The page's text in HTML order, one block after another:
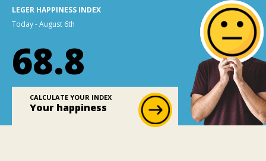
LEGER HAPPINESS INDEX
Today - August 6th
68.8
CALCULATE YOUR INDEX
Your happiness